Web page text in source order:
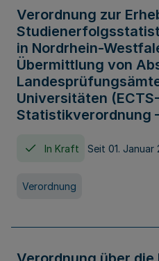
Verordnung zur
in Nordrhein-
Übermittlung von
Universitäten (ECTS-
Statistikverordnung
In Kraft Seit 01. Januar
Verordnung